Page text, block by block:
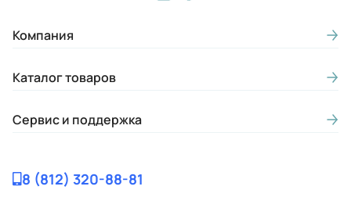
Компания
Каталог товаров
Сервис и поддержка
8 (812) 320-88-81